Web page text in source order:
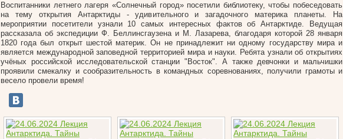
Воспитанники летнего лагеря «Солнечный город» посетили библиотеку, чтобы побеседовать
на тему открытия Антарктиды - удивительного и загадочного материка планеты. На
мероприятии посетители узнали 10 самых интересных фактов об Антарктиде. Ведущая
рассказала об экспедиции Ф. Беллинсгаузена и М. Лазарева, благодаря которой 28 января
1820 года был открыт шестой материк. Он не принадлежит ни одному государству мира и
является международной заповедной территорией мира и науки. Ребята узнали об открытиях
учёных российской исследовательской станции "Восток". А также девчонки и мальчишки
проявили смекалку и сообразительность в командных соревнованиях, получили грамоты и
весело провели время!